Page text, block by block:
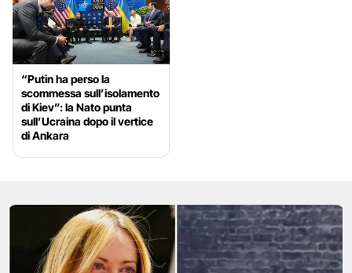
“Putin ha perso la
scommessa sull’isolamento
di Kiev”: la Nato punta
sull’Ucraina dopo il vertice
di Ankara